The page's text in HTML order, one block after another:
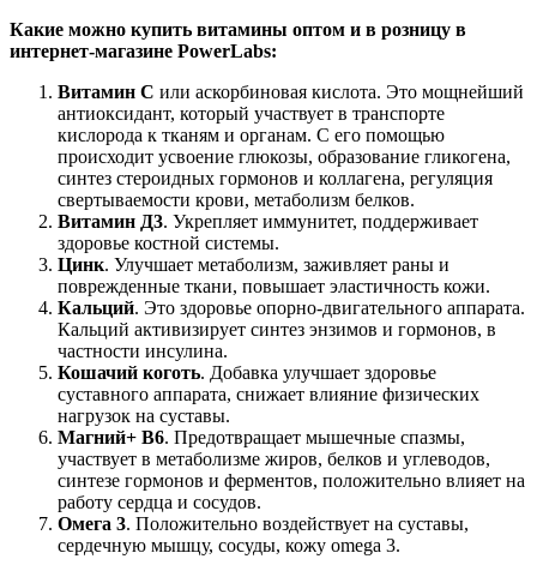
Какие можно купить витамины оптом и в розницу в
интернет-магазине PowerLabs:
Витамин С или аскорбиновая кислота. Это мощнейший
антиоксидант, который участвует в транспорте
кислорода к тканям и органам. С его помощью
происходит усвоение глюкозы, образование гликогена,
синтез стероидных гормонов и коллагена, регуляция
свертываемости крови, метаболизм белков.
Витамин Д3. Укрепляет иммунитет, поддерживает
здоровье костной системы.
Цинк. Улучшает метаболизм, заживляет раны и
поврежденные ткани, повышает эластичность кожи.
Кальций. Это здоровье опорно-двигательного аппарата.
Кальций активизирует синтез энзимов и гормонов, в
частности инсулина.
Кошачий коготь. Добавка улучшает здоровье
суставного аппарата, снижает влияние физических
нагрузок на суставы.
Магний+ В6. Предотвращает мышечные спазмы,
участвует в метаболизме жиров, белков и углеводов,
синтезе гормонов и ферментов, положительно влияет на
работу сердца и сосудов.
Омега 3. Положительно воздействует на суставы,
сердечную мышцу, сосуды, кожу omega 3.